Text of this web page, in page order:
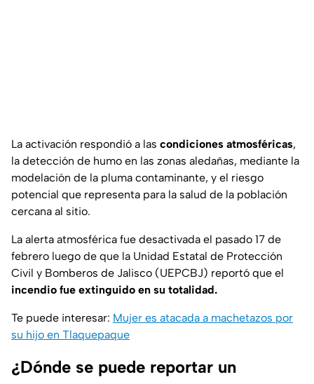
La activación respondió a las condiciones atmosféricas,
la detección de humo en las zonas aledañas, mediante la
modelación de la pluma contaminante, y el riesgo
potencial que representa para la salud de la población
cercana al sitio.
La alerta atmosférica fue desactivada el pasado 17 de
febrero luego de que la Unidad Estatal de Protección
Civil y Bomberos de Jalisco (UEPCBJ) reportó que el
incendio fue extinguido en su totalidad.
Te puede interesar: Mujer es atacada a machetazos por
su hijo en Tlaquepaque
¿Dónde se puede reportar un